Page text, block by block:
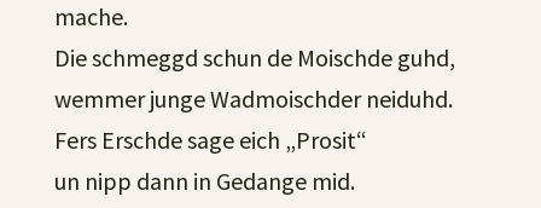
mache.
Die schmeggd schun de Moischde guhd,
wemmer junge Wadmoischder neiduhd.
Fers Erschde sage eich „Prosit“
un nipp dann in Gedange mid.